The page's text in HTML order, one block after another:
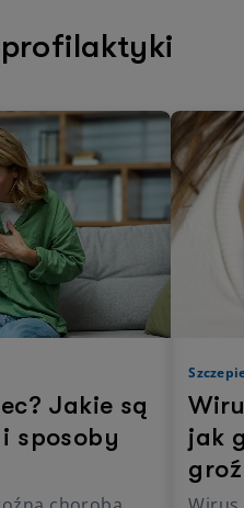
Jakie są
sposoby
jak